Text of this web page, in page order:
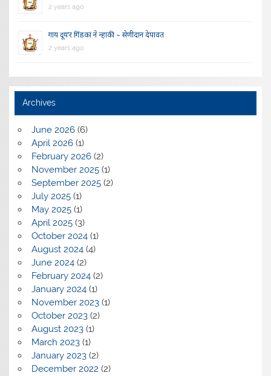
2 years ago
गाय दूय’र गिंडकां ने न्हाकी – सेणीदान देपावत
2 years ago
Archives
June 2026(6)
April 2026(1)
February 2026(2)
November 2025(1)
September 2025(2)
July 2025(1)
May 2025(1)
April 2025(3)
October 2024(1)
August 2024(4)
June 2024(2)
February 2024(2)
January 2024(1)
November 2023(1)
October 2023(2)
August 2023(1)
March 2023(1)
January 2023(2)
December 2022 (2)